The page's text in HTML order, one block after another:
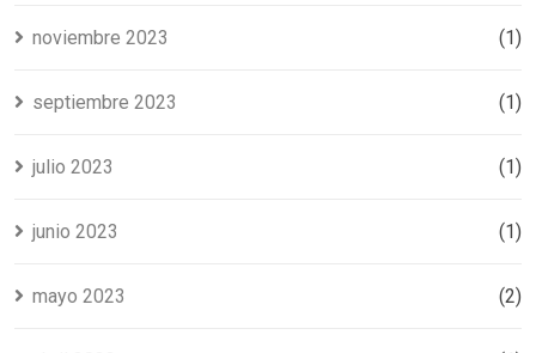
noviembre 2023 (1)
septiembre 2023 (1)
julio 2023 (1)
junio 2023 (1)
mayo 2023 (2)